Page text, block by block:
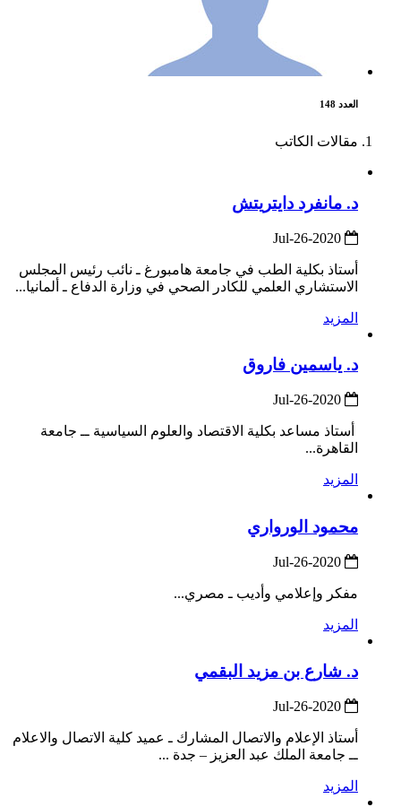
العدد 148
مقالات الكاتب
د. مانفرد دايتريتش
أستاذ بكلية الطب في جامعة هامبورغ ـ نائب رئيس المجلس
الاستشاري العلمي للكادر الصحي في وزارة الدفاع ـ ألمانيا...
المزيد
د. ياسمين فاروق
أستاذ مساعد بكلية الاقتصاد والعلوم السياسية ــ جامعة
القاهرة...
المزيد
محمود الورواري
مفكر وإعلامي وأديب ـ مصري...
المزيد
د. شارع بن مزيد البقمي
أستاذ الإعلام والاتصال المشارك ـ عميد كلية الاتصال والاعلام
ــ جامعة الملك عبد العزيز – جدة ...
المزيد